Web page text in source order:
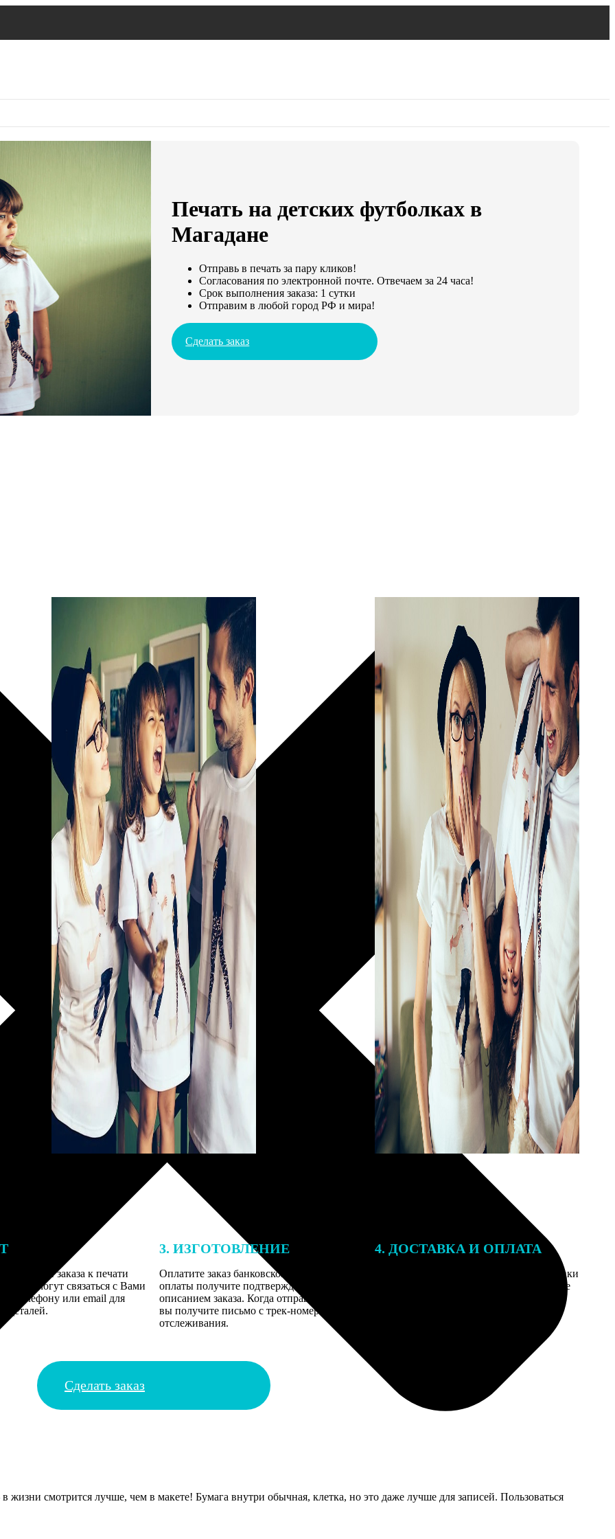
Печать на детских футболках в
Магадане
Отправь в печать за пару кликов!
Согласования по электронной почте. Отвечаем за 24 часа!
Срок выполнения заказа: 1 сутки
Отправим в любой город РФ и мира!
Сделать заказ
заказа к печати
могут связаться с Вами
телефону или email для
деталей.
3. ИЗГОТОВЛЕНИЕ
Оплатите заказ банковской картой. После
оплаты получите подтверждение на email с
описанием заказа. Когда отправим заказ
вы получите письмо с трек-номером для
отслеживания.
4. ДОСТАВКА И ОПЛАТА
Введите адрес и выберите способ доставки
заказа. Если у вас есть промокод, введите
Сделать заказ
смотрится лучше, чем в макете! Бумага внутри обычная, клетка, но это даже лучше для записей. Пользоваться